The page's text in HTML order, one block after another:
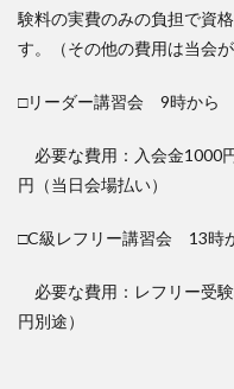
験料の実費のみの負担で資
す。（その他の費用は当会
□リーダー講習会 9時から
必要な費用：入会金1000
円（当日会場払い）
□C級レフリー講習会 13時
必要な費用：レフリー受
円別途）